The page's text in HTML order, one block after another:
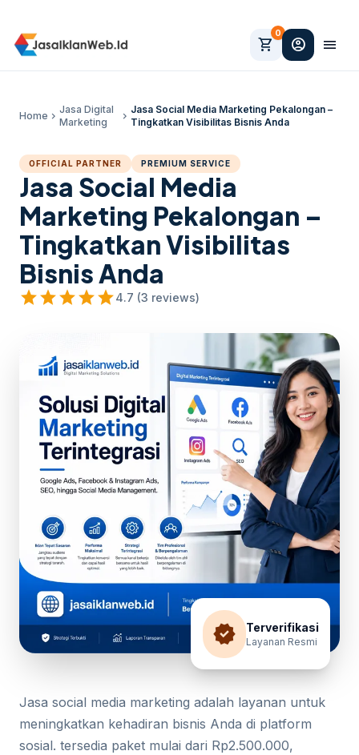
shopping_cart
0
account_circle menu
Home chevron_right
Jasa Digital
Marketing
chevron_right
Jasa Social Media Marketing Pekalongan –
Tingkatkan Visibilitas Bisnis Anda
OFFICIAL PARTNER PREMIUM SERVICE
Jasa Social Media
Marketing Pekalongan –
Tingkatkan Visibilitas
Bisnis Anda
starstarstarstarstar4.7 (3 reviews)
verified Terverifikasi
Layanan Resmi
Jasa social media marketing adalah layanan untuk
meningkatkan kehadiran bisnis Anda di platform
sosial. tersedia paket mulai dari Rp2.500.000,